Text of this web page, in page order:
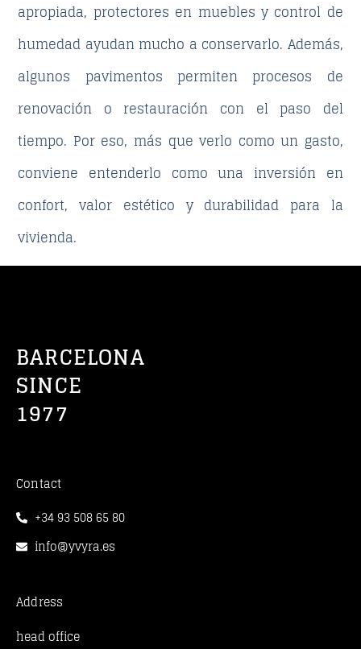
apropiada, protectores en muebles y control de
humedad ayudan mucho a conservarlo. Además,
algunos pavimentos permiten procesos de
renovación o restauración con el paso del
tiempo. Por eso, más que verlo como un gasto,
conviene entenderlo como una inversión en
confort, valor estético y durabilidad para la
vivienda.
BARCELONA
SINCE
1977
Contact
+34 93 508 65 80
info@yvyra.es
Address
head office